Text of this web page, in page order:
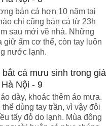
bán cá hơn 10 năm tại
chị cũng bán cá từ 23h
sau mới về nhà. Những
giữ ấm cơ thể, còn tay luôn
nước lạnh.
dày, khoác thêm áo mưa.
dùng tay trần, vì vậy đôi
tấy đỏ do lạnh. Mùa đông